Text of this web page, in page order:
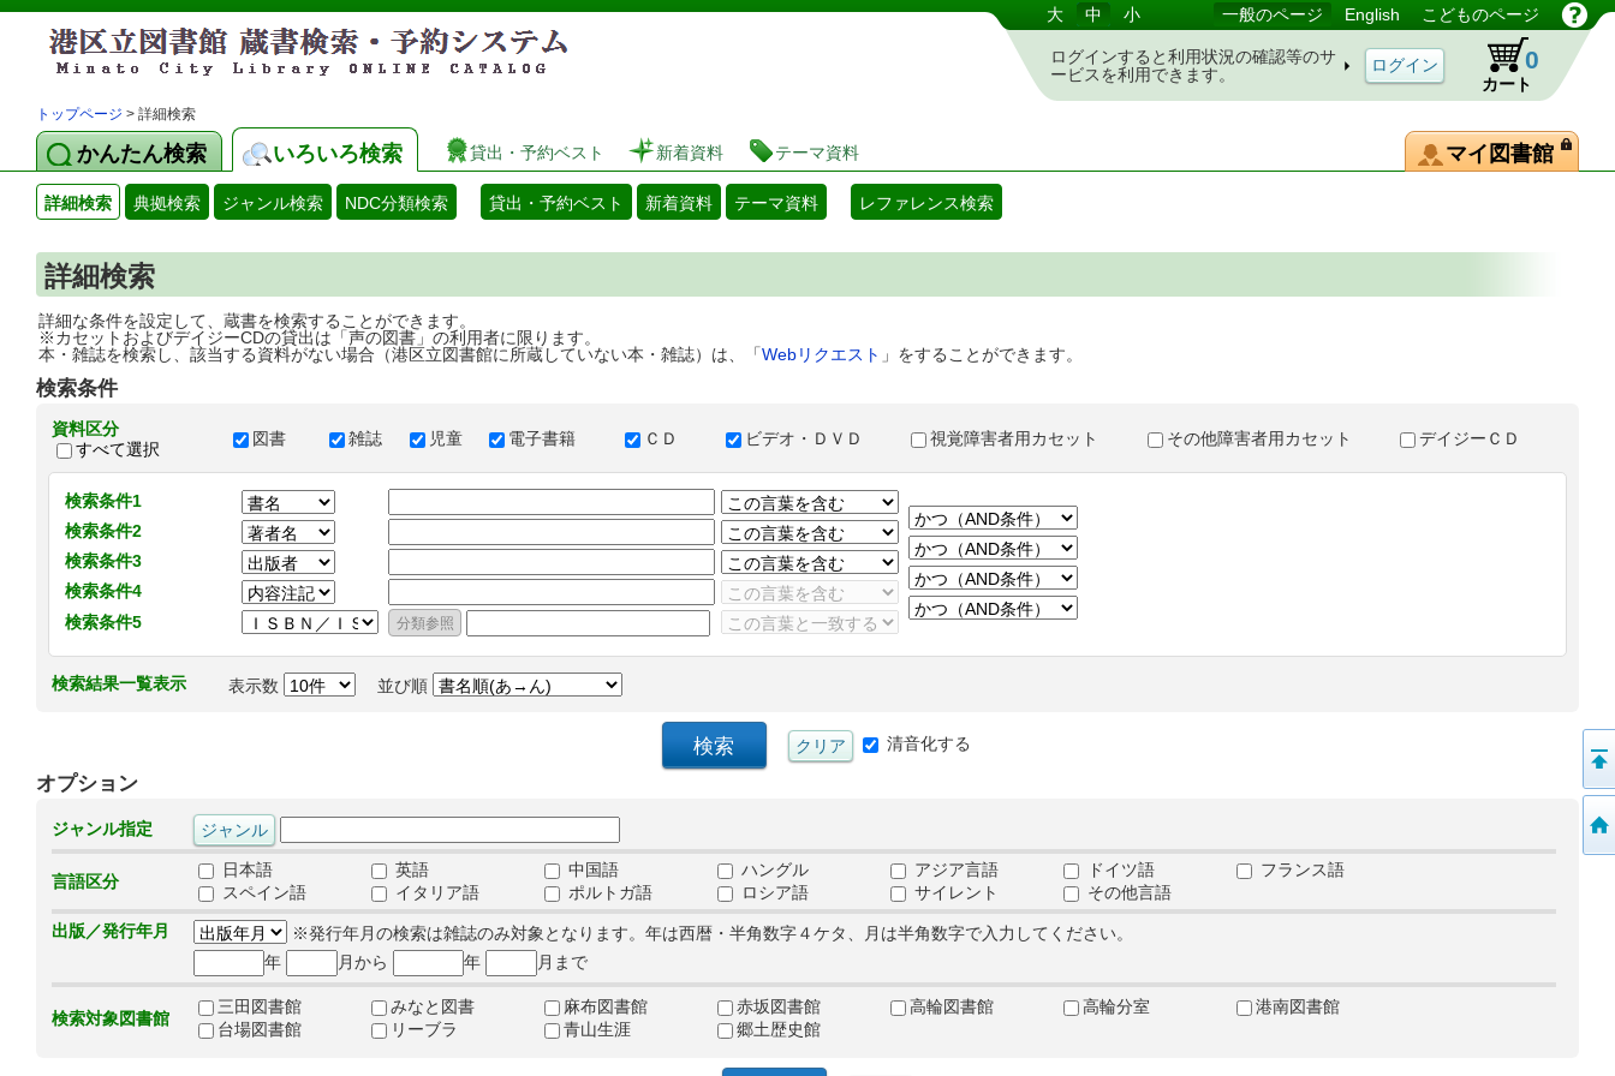
港区立図書館 蔵書検索・予約システム 大 中 小 一般のページ English こどものページ
ログインすると利用状況の確認等のサ
ービスを利用できます。
カート
0
トップページ > 詳細検索
かんたん検索 いろいろ検索 貸出・予約ベスト 新着資料 テーマ資料 マイ図書館
詳細検索 典拠検索 ジャンル検索 NDC分類検索 貸出・予約ベスト 新着資料 テーマ資料 レファレンス検索
詳細検索
詳細な条件を設定して、蔵書を検索することができます。
※カセットおよびデイジーCDの貸出は「声の図書」の利用者に限ります。
本・雑誌を検索し、該当する資料がない場合（港区立図書館に所蔵していない本・雑誌）は、「Webリクエスト 」をすることができます。
検索条件
資料区分
すべて選択
図書 雑誌 児童 電子書籍 ＣＤ ビデオ・ＤＶＤ 視覚障害者用カセット その他障害者用カセット デイジーＣＤ
検索条件1
検索条件2
検索条件3
検索条件4
検索条件5
検索結果一覧表示 表示数 並び順
清音化する
オプション
ジャンル指定
言語区分
日本語 英語 中国語 ハングル アジア言語 ドイツ語
フランス語
スペイン語
イタリア語 ポルトガ語 ロシア語 サイレント
その他言語
出版／発行年月
※発行年月の検索は雑誌のみ対象となります。年は西暦・半角数字４ケタ、月は半角数字で入力してください。
年
月から 年 月まで
検索対象図書館
三田図書館 みなと図書 麻布図書館 赤坂図書館 高輪図書館 高輪分室
港南図書館
台場図書館
リーブラ 青山生涯 郷土歴史館